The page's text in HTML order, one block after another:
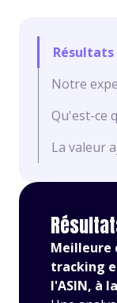
Résultats
Notre
Qu'est-ce
La valeur
Meilleure
tracking
l'ASIN, à